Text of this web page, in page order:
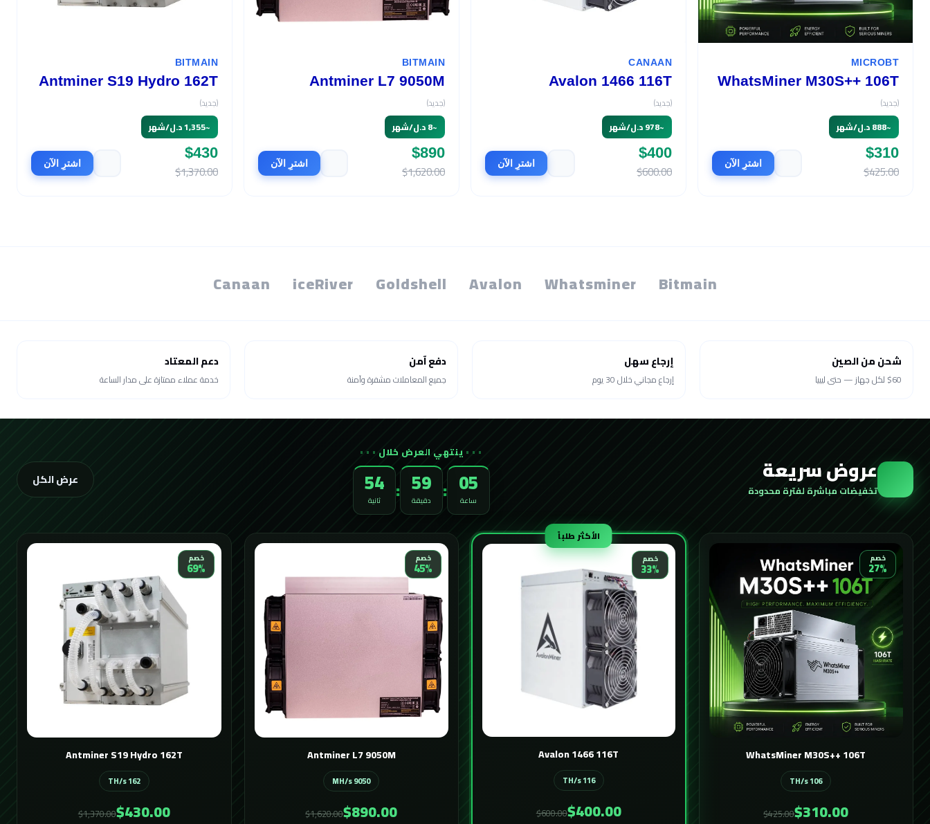
MICROBT
WhatsMiner M30S++ 106T
(جديد)
~888 د.ل/شهر
$310
$425.00 اشترِ الآن
CANAAN
Avalon 1466 116T
(جديد)
~978 د.ل/شهر
$400
$600.00 اشترِ الآن
BITMAIN
Antminer L7 9050M
(جديد)
~8 د.ل/شهر
$890
$1,620.00 اشترِ الآن
BITMAIN
Antminer S19 Hydro 162T
(جديد)
~1,355 د.ل/شهر
$430
$1,370.00 اشترِ الآن
Bitmain
Whatsminer
Avalon
Goldshell
iceRiver
Canaan
شحن من الصين
$60 لكل جهاز — حتى ليبيا
إرجاع سهل
إرجاع مجاني خلال 30 يوم
دفع آمن
جميع المعاملات مشفرة وآمنة
دعم المعتاد
خدمة عملاء ممتازة على مدار الساعة
عروض سريعة
تخفيضات مباشرة لفترة محدودة
ينتهي العرض خلال
05
ساعة :
59
دقيقة :
52
ثانية
عرض الكل
خصم
27%
WhatsMiner M30S++ 106T
106 TH/s
$310.00
$425.00
الأكثر طلباً
خصم
33%
Avalon 1466 116T
116 TH/s
$400.00
$600.00
خصم
45%
Antminer L7 9050M
9050 MH/s
$890.00
$1,620.00
خصم
69%
Antminer S19 Hydro 162T
162 TH/s
$430.00
$1,370.00